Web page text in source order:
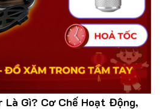
Là Gì? Cơ Chế Hoạt Động,